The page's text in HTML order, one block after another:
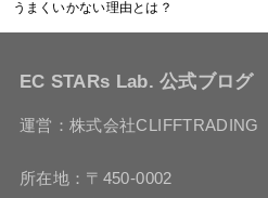
うまくいかない理由とは？
EC STARs Lab. 公式ブログ
運営：株式会社CLIFFTRADING
所在地：〒450-0002